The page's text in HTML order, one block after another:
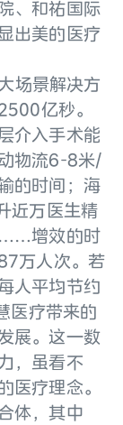
、和祐国际
出美的医疗
场景解决方
亿秒。
介入手术能
物流6-8米/
的时间；海
近万医生精
……增效的时
万人次。若
人平均节约
医疗带来的
展。这一数
，虽看不
医疗理念。
体，其中